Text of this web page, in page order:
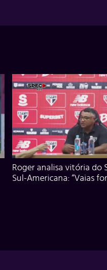
Roger analisa vitória do
Sul-Americana: “Vaias